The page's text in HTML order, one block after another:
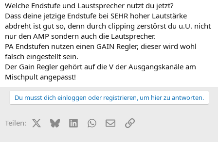
Welche Endstufe und Laustsprecher nutzt du jetzt?
Dass deine jetzige Endstufe bei SEHR hoher Lautstärke
abdreht ist gut so, denn durch clipping zerstörst du u.U. nicht
nur den AMP sondern auch die Lautsprecher.
PA Endstufen nutzen einen GAIN Regler, dieser wird wohl
falsch eingestellt sein.
Der Gain Regler gehört auf die V der Ausgangskanäle am
Mischpult angepasst!
Du musst dich einloggen oder registrieren, um hier zu antworten.
Teilen: X (Twitter)
BlueskyLinkedInWhatsApp
E-MailLink